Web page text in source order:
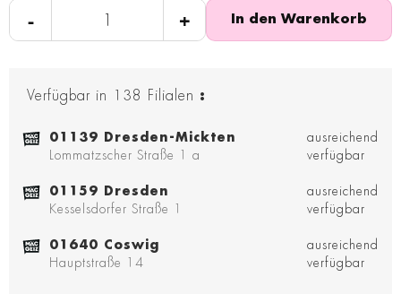
- + In den Warenkorb
Verfügbar in 138 Filialen :
01139 Dresden-Mickten
Lommatzscher Straße 1 a
ausreichend
verfügbar
01159 Dresden
Kesselsdorfer Straße 1
ausreichend
verfügbar
01640 Coswig
Hauptstraße 14
ausreichend
verfügbar